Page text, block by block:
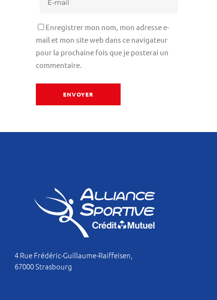
Enregistrer mon nom, mon adresse e-
mail et mon site web dans ce navigateur
pour la prochaine fois que je posterai un
commentaire.
4 Rue Frédéric-Guillaume-Raiffeisen,
67000 Strasbourg